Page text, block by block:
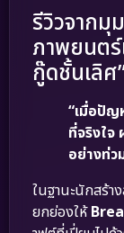
รีวิวจากมุ
ภาพยนตร์
กู๊ดชั้นเลิ
“เมื่อปัญ
ที่จริงใ
อย่างท่ว
ในฐานะนักสร้
ยกย่องให้